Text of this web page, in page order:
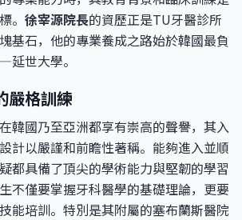
。 徐宰源院長的資歷正是TU牙醫診所
基石，他的專業養成之路始於韓國最負
世大學。
嚴格訓練
韓國乃至亞洲都享有崇高的聲譽，其入
計以嚴謹和前瞻性著稱。能夠進入並順
都具備了頂尖的學術能力與堅韌的學習
不僅要掌握牙科醫學的基礎理論，更要
能培訓。特別是其附屬的塞布蘭斯醫院